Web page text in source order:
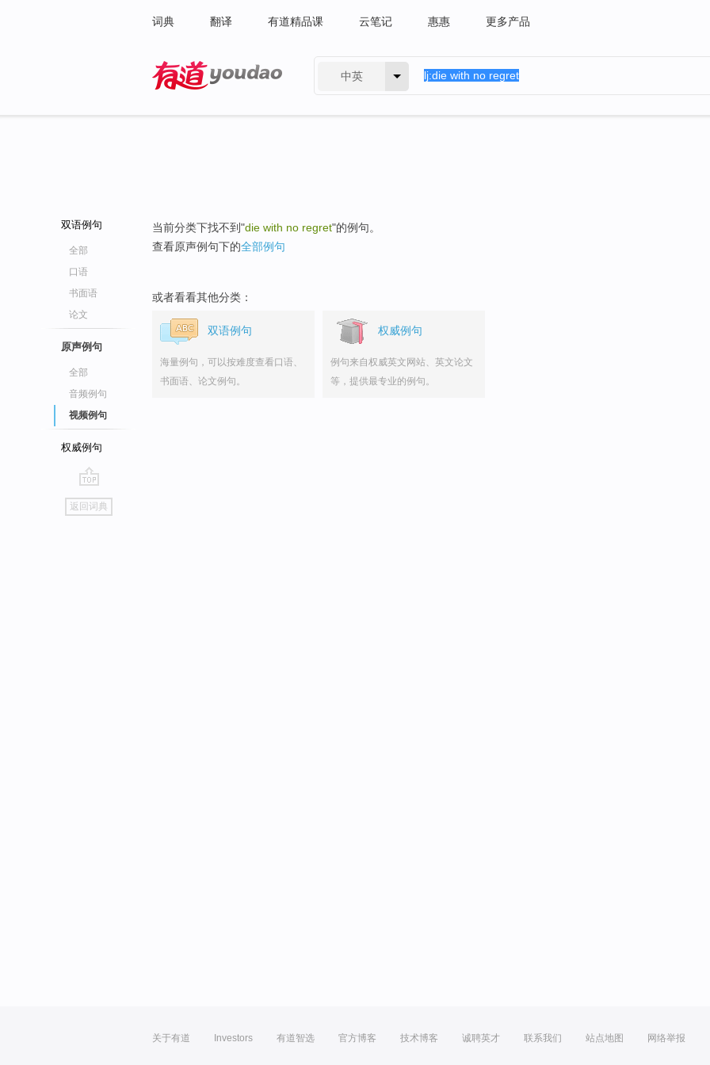
词典 翻译 有道精品课 云笔记 惠惠 更多产品
中英
双语例句
全部
口语
书面语
论文
原声例句
全部
音频例句
视频例句
权威例句
go
top
返回词典
当前分类下找不到"die with no regret"的例句。
查看原声例句下的全部例句
或者看看其他分类：
双语例句
海量例句，可以按难度查看口语、
书面语、论文例句。
权威例句
例句来自权威英文网站、英文论文
等，提供最专业的例句。
关于有道 Investors 有道智选 官方博客 技术博客 诚聘英才 联系我们 站点地图 网络举报